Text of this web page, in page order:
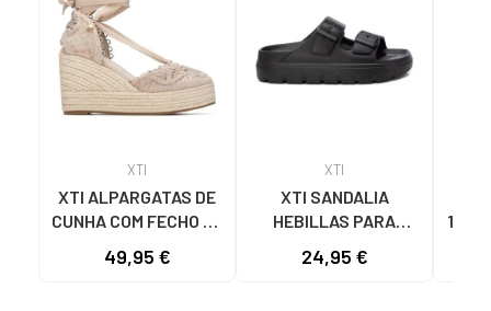
XTI
XTI ALPARGATAS DE
CUNHA COM FECHO DE
49,95 €
XTI
XTI SANDALIA
HEBILLAS PARA
24,95 €